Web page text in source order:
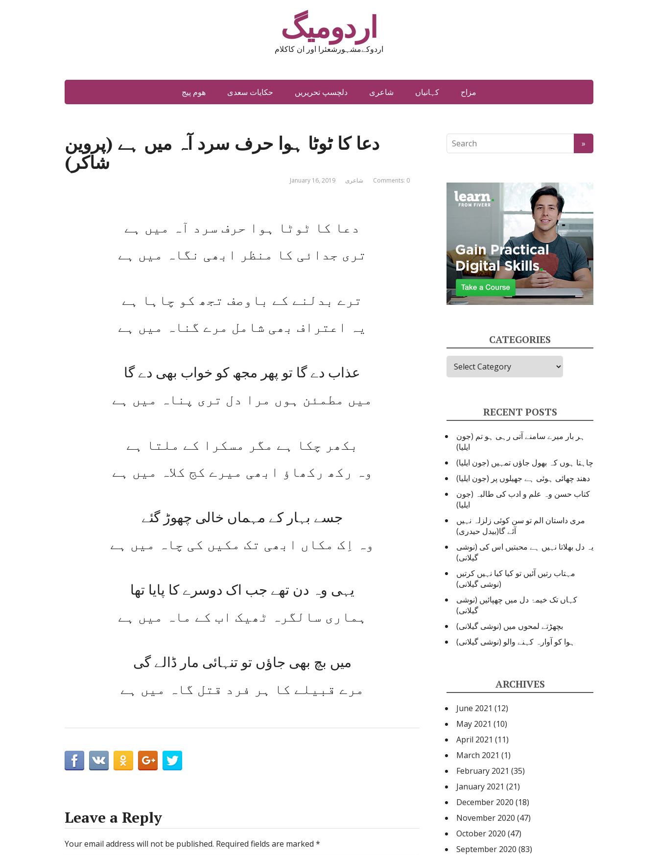
اردومیگ
اردوکےمشہورشعئرا اور ان کاکلام
ھوم پیج حکایات سعدی دلچسپ تحریریں شاعری کہانیاں مزاح
دعا کا ٹوٹا ہوا حرف سرد آہ میں ہے (پروین
شاکر)
January 16, 2019 شاعری Comments: 0
دعا کا ٹوٹا ہوا حرف سرد آہ میں ہے
تری جدائی کا منظر ابھی نگاہ میں ہے
ترے بدلنے کے باوصف تجھ کو چاہا ہے
یہ اعتراف بھی شامل مرے گناہ میں ہے
عذاب دے گا تو پھر مجھ کو خواب بھی دے گا
میں مطمئن ہوں مرا دل تری پناہ میں ہے
بکھر چکا ہے مگر مسکرا کے ملتا ہے
وہ رکھ رکھاؤ ابھی میرے کج کلاہ میں ہے
جسے بہار کے مہماں خالی چھوڑ گئے
وہ اِک مکاں ابھی تک مکیں کی چاہ میں ہے
یہی وہ دن تھے جب اک دوسرے کا پایا تھا
ہماری سالگرہ ٹھیک اب کے ماہ میں ہے
میں بچ بھی جاؤں تو تنہائی مار ڈالے گی
مرے قبیلے کا ہر فرد قتل گاہ میں ہے
Leave a Reply
Your email address will not be published. Required fields are marked *
CATEGORIES
Categories
RECENT POSTS
ہر بار میرے سامنے آتی رہی ہو تم (جون
ایلیا)
چاہتا ہوں کہ بھول جاؤں تمہیں (جون ایلیا)
دھند چھائی ہوئی ہے جھیلوں پر (جون ایلیا)
کتاب حسن وہ علم و ادب کی طالبہ (جون
ایلیا)
مری داستان الم تو سن کوئی زلزلہ نہیں
آئے گا(بیدل حیدری)
یہ دل بھلاتا نہیں ہے محبتیں اس کی (نوشی
گیلانی)
مہتاب رتیں آئیں تو کیا کیا نہیں کرتیں
(نوشی گیلانی)
کہاں تک خیمۂ دل میں چھپائیں (نوشی
گیلانی)
بچھڑتے لمحوں میں (نوشی گیلانی)
ہوا کو آوارہ کہنے والو (نوشی گیلانی)
ARCHIVES
June 2021 (12)
May 2021 (10)
April 2021 (11)
March 2021 (1)
February 2021 (35)
January 2021 (21)
December 2020 (18)
November 2020 (47)
October 2020 (47)
September 2020 (83)